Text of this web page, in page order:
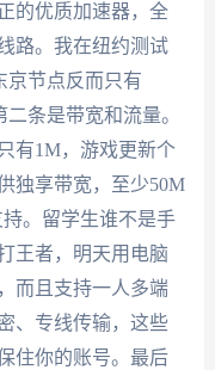
的优质加速器，全
路。我在纽约测试
京节点反而只有
条是带宽和流量。
有1M，游戏更新个
独享带宽，至少50M
。留学生谁不是手
王者，明天用电脑
而且支持一人多端
、专线传输，这些
住你的账号。最后